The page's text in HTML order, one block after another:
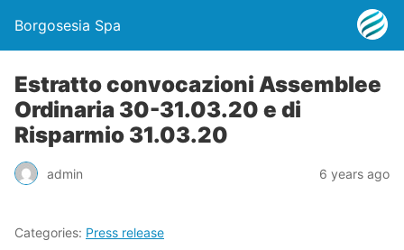
Borgosesia Spa
Estratto convocazioni Assemblee
Ordinaria 30-31.03.20 e di
Risparmio 31.03.20
admin 6 years ago
Categories: Press release